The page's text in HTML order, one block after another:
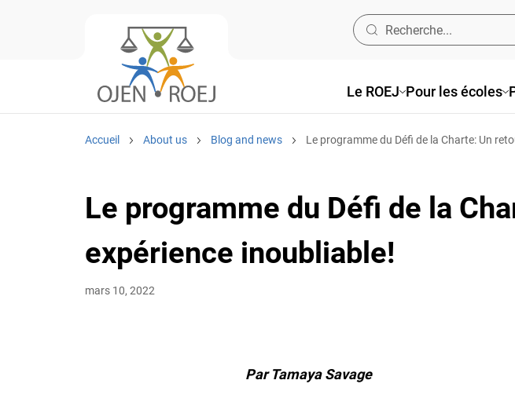
Le ROEJ Pour les écoles
Accueil About us Blog and news Le programme du Défi de la Charte: Un
Le programme du Défi de la
expérience inoubliable!
mars 10, 2022
Par Tamaya Savage